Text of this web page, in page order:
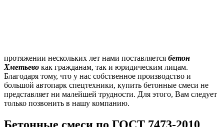
протяжении нескольких лет нами поставляется бетон
Хметьево как гражданам, так и юридическим лицам.
Благодаря тому, что у нас собственное производство и
большой автопарк спецтехники, купить бетонные смеси не
представляет ни малейшей трудности. Для этого, Вам следует
только позвонить в нашу компанию.
Бетонные смеси по ГОСТ 7473-2010